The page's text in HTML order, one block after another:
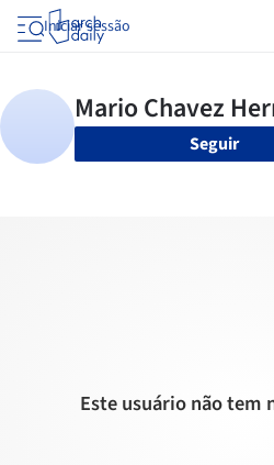
Iniciar sessão
Seguir
Este usuário não tem